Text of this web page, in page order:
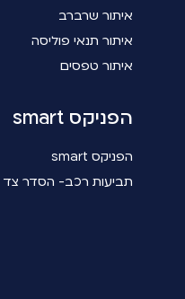
איתור שרברב
איתור תנאי פוליסה
איתור טפסים
הפניקס smart
הפניקס smart
תביעות רכב- הסדר צד